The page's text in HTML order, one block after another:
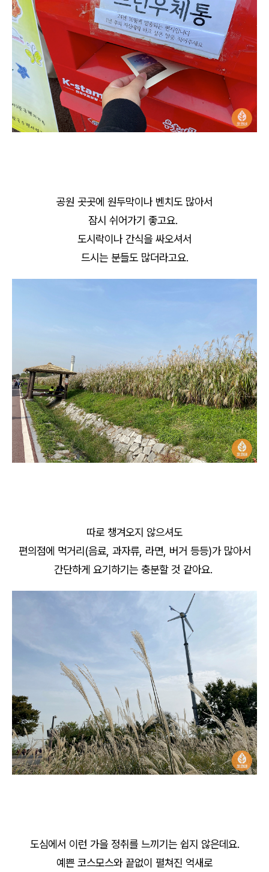
공원 곳곳에 원두막이나 벤치도 많아서
잠시 쉬어가기 좋고요.
도시락이나 간식을 싸오셔서
드시는 분들도 많더라고요.
따로 챙겨오지 않으셔도
편의점에 먹거리(음료, 과자류, 라면, 버거 등등)가 많아서
간단하게 요기하기는 충분할 것 같아요.
도심에서 이런 가을 정취를 느끼기는 쉽지 않은데요.
예쁜 코스모스와 끝없이 펼쳐진 억새로